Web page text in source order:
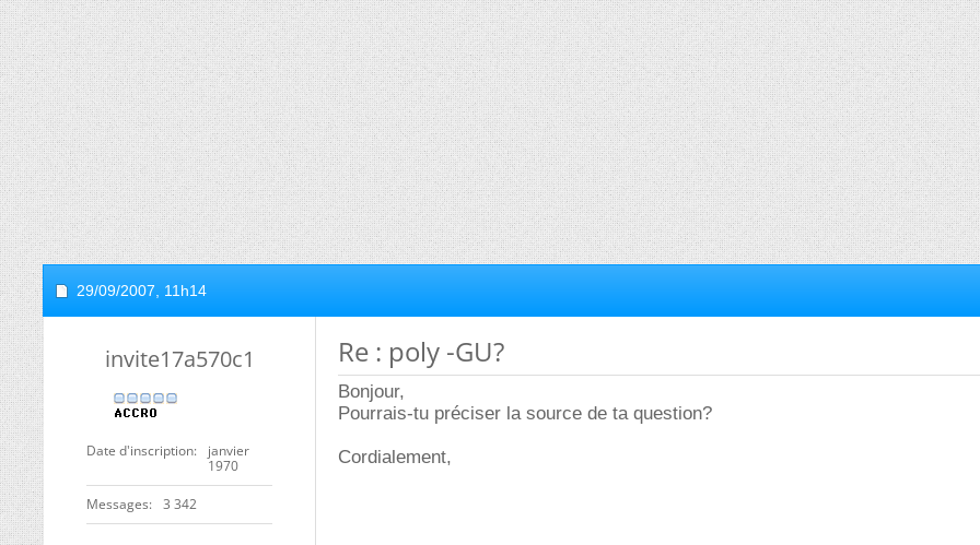
29/09/2007, 11h14
invite17a570c1
Date d'inscription
janvier
1970
Messages 3 342
Re : poly -GU?
Bonjour,
Pourrais-tu préciser la source de ta question?
Cordialement,